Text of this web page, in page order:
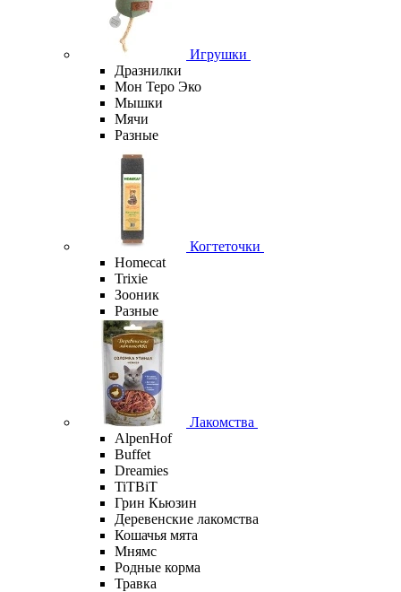
Игрушки
Дразнилки
Мон Теро Эко
Мышки
Мячи
Разные
Когтеточки
Homecat
Trixie
Зооник
Разные
Лакомства
AlpenHof
Buffet
Dreamies
TiTBiT
Грин Кьюзин
Деревенские лакомства
Кошачья мята
Мнямс
Родные корма
Травка